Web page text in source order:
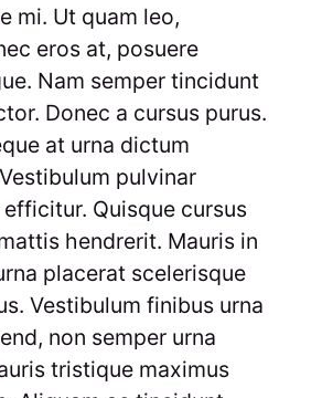
mi. Ut quam leo,
eros at, posuere
Nam semper tincidunt
Donec a cursus purus.
at urna dictum
pulvinar
Quisque cursus
hendrerit. Mauris in
placerat scelerisque
Vestibulum finibus urna
non semper urna
tristique maximus